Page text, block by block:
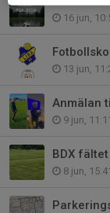
16 jun,
13 jun,
9 jun,
BDX
8 jun,